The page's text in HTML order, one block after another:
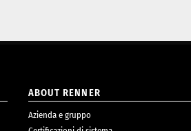
ABOUT RENNER
Azienda e gruppo